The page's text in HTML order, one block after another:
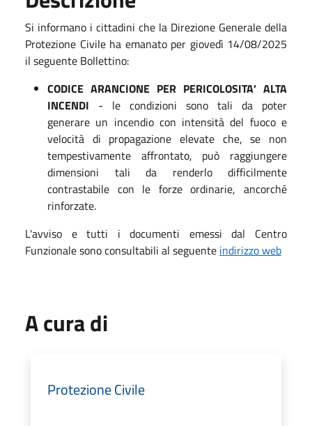
Si informano i cittadini che la Direzione Generale della
Protezione Civile ha emanato per giovedì 14/08/2025
il seguente Bollettino:
CODICE ARANCIONE PER PERICOLOSITA’ ALTA
INCENDI - le condizioni sono tali da poter
generare un incendio con intensità del fuoco e
velocità di propagazione elevate che, se non
tempestivamente affrontato, può raggiungere
dimensioni tali da renderlo difficilmente
contrastabile con le forze ordinarie, ancorché
rinforzate.
L'avviso e tutti i documenti emessi dal Centro
Funzionale sono consultabili al seguente indirizzo web
A cura di
Protezione Civile